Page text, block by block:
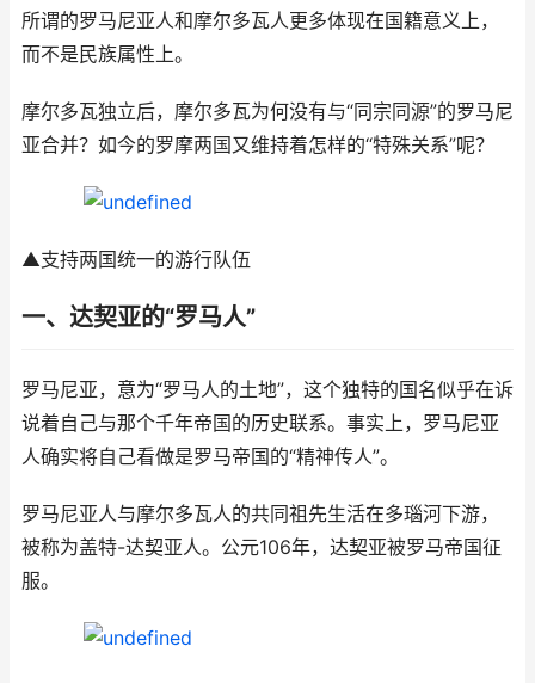
所谓的罗马尼亚人和摩尔多瓦人更多体现在国籍意义上，
而不是民族属性上。
摩尔多瓦独立后，摩尔多瓦为何没有与“同宗同源”的罗马尼
亚合并？如今的罗摩两国又维持着怎样的“特殊关系”呢？
▲支持两国统一的游行队伍
一、达契亚的“罗马人”
罗马尼亚，意为“罗马人的土地”，这个独特的国名似乎在诉
说着自己与那个千年帝国的历史联系。事实上，罗马尼亚
人确实将自己看做是罗马帝国的“精神传人”。
罗马尼亚人与摩尔多瓦人的共同祖先生活在多瑙河下游，
被称为盖特-达契亚人。公元106年，达契亚被罗马帝国征
服。